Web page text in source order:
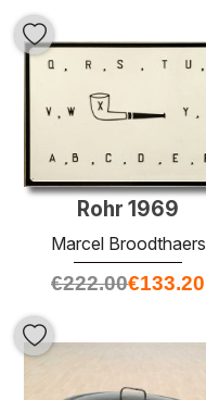
Rohr 1969
Marcel Broodthaers
€222.00€133.20